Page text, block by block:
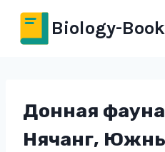
Перейти
содержимому
Biology-
Донная
Нячанг,